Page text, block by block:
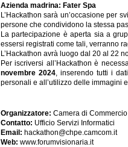
Azienda madrina: Fater Spa
L’Hackathon sarà un’occasione per
persone che condividono la stessa
La partecipazione è aperta sia a
essersi registrati come tali, verranno
L’Hackathon avrà luogo dal 20 al 22
Per iscriversi all’Hackathon è
novembre 2024, inserendo tutti i
personali e all’utilizzo delle immagini
Organizzatore: Camera di
Contatto: Ufficio Servizi Informatici
Email: hackathon@chpe.camcom.it
Web: www.forumvisionaria.it